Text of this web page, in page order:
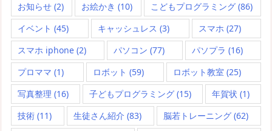
お知らせ (2) お絵かき (10) こどもプログラミング(86)
イベント (45) キャッシュレス (3) スマホ (27)
スマホ iphone (2) パソコン (77) パソプラ (16)
プロママ (1) ロボット (59) ロボット教室 (25)
写真整理 (16) 子どもプログラミング (15) 年賀状 (1)
技術 (11) 生徒さん紹介 (83) 脳若トレーニング (62)